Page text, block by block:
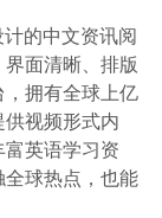
的中文资讯阅
面清晰、排版
拥有全球上亿
视频形式内
英语学习资
球热点，也能